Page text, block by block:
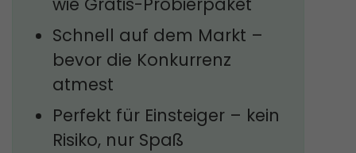
Schnell auf dem Markt –
bevor die Konkurrenz
atmest
Perfekt für Einsteiger – kein
Risiko, nur Spaß